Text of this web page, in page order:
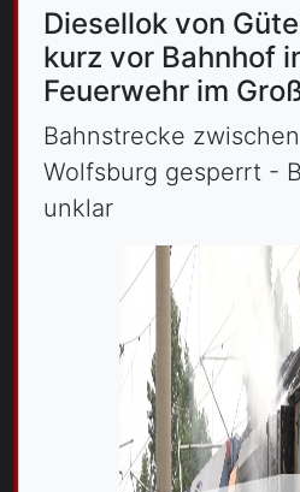
Diesellok von
kurz vor Bahnhof
Feuerwehr im
Bahnstrecke
Wolfsburg gesperrt -
unklar